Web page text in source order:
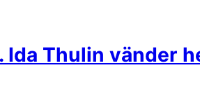
Ida Thulin vänder